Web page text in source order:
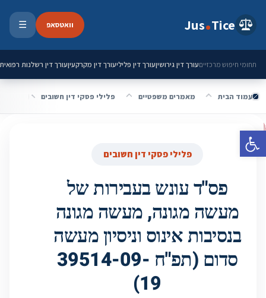
פתח סרגל נגישות
Jus Tice וואטסאפ ☰
תחומי חיפוש מרכזייםעורך דין גירושיןעורך דין פליליעורך דין מקרקעיןעורך דין רשלנות רפואית
עמוד הבית מאמרים משפטיים פלילי פסקי דין חשובים
פלילי פסקי דין חשובים
פס"ד עונש בעבירות של
מעשה מגונה, מעשה מגונה
בנסיבות אינוס וניסיון מעשה
סדום (תפ"ח 39514-09-
19)